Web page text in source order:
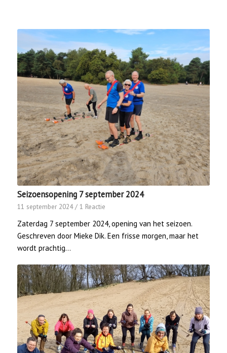
Seizoensopening 7 september 2024
11 september 2024 / 1 Reactie
Zaterdag 7 september 2024, opening van het seizoen.
Geschreven door Mieke Dik. Een frisse morgen, maar het
wordt prachtig…